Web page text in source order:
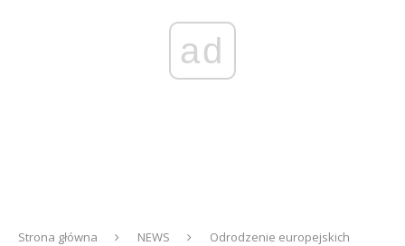
ad
Strona główna NEWS
Odrodzenie europejskich